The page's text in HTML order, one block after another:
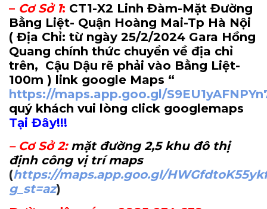
– Cơ Sở 1: CT1-X2 Linh Đàm-Mặt Đường
Bằng Liệt- Quận Hoàng Mai-Tp Hà Nội
( Địa Chỉ: từ ngày 25/2/2024 Gara Hồng
Quang chính thức chuyển về địa chỉ
trên, Cậu Dậu rẽ phải vào Bằng Liệt-
100m ) link google Maps “
https://maps.app.goo.gl/
quý khách vui lòng click googlemaps
Tại Đây!!!
– Cơ Sở 2: mặt đường 2,5 khu đô thị
định công vị trí maps
(https://maps.app.goo.gl/
g_st=az)